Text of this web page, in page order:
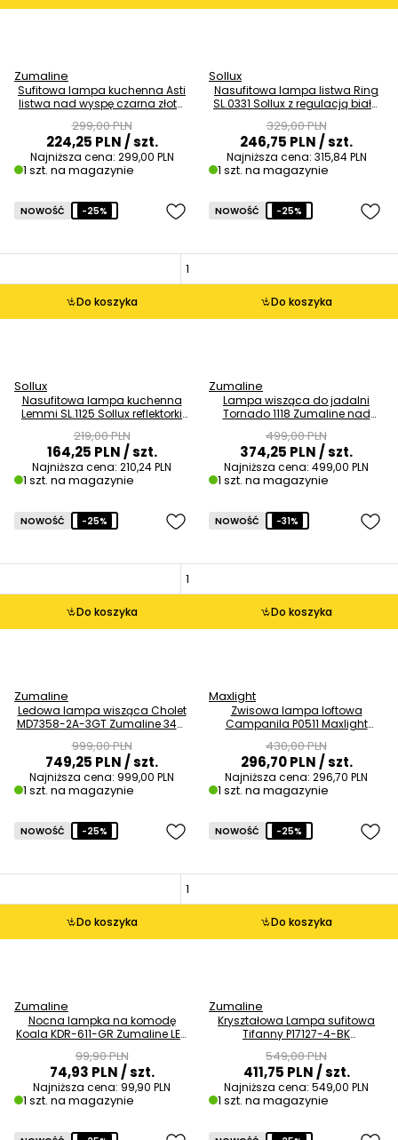
Zumaline
Sufitowa lampa kuchenna Asti
listwa nad wyspę czarna złota
299,00 PLN
224,25 PLN/ szt.
Najniższa cena: 299,00 PLN
1 szt. na magazynie
Sollux
Nasufitowa lampa listwa Ring
SL.0331 Sollux z regulacją biała
329,00 PLN
246,75 PLN/ szt.
Najniższa cena: 315,84 PLN
1 szt. na magazynie
Do koszyka
NOWOŚĆ -25%
Sollux
Nasufitowa lampa kuchenna
Lemmi SL.1125 Sollux reflektorki
219,00 PLN
164,25 PLN/ szt.
Najniższa cena: 210,24 PLN
1 szt. na magazynie
Do koszyka
NOWOŚĆ -25%
Zumaline
Lampa wisząca do jadalni
Tornado 1118 Zumaline nad
499,00 PLN
374,25 PLN/ szt.
Najniższa cena: 499,00 PLN
1 szt. na magazynie
Do koszyka
NOWOŚĆ -25%
Zumaline
Ledowa lampa wisząca Cholet
MD7358-2A-3GT Zumaline 34W
999,00 PLN
749,25 PLN/ szt.
Najniższa cena: 999,00 PLN
1 szt. na magazynie
Do koszyka
NOWOŚĆ -31%
Maxlight
Zwisowa lampa loftowa
Campanila P0511 Maxlight
OUTLET
430,00 PLN
296,70 PLN/ szt.
Najniższa cena: 296,70 PLN
1 szt. na magazynie
Do koszyka
NOWOŚĆ -25%
Zumaline
Nocna lampka na komodę
Koala KDR-611-GR Zumaline LED
99,90 PLN
74,93 PLN/ szt.
Najniższa cena: 99,90 PLN
1 szt. na magazynie
Do koszyka
NOWOŚĆ -25%
Zumaline
Kryształowa Lampa sufitowa
Tifanny P17127-4-BK
549,00 PLN
411,75 PLN/ szt.
Najniższa cena: 549,00 PLN
1 szt. na magazynie